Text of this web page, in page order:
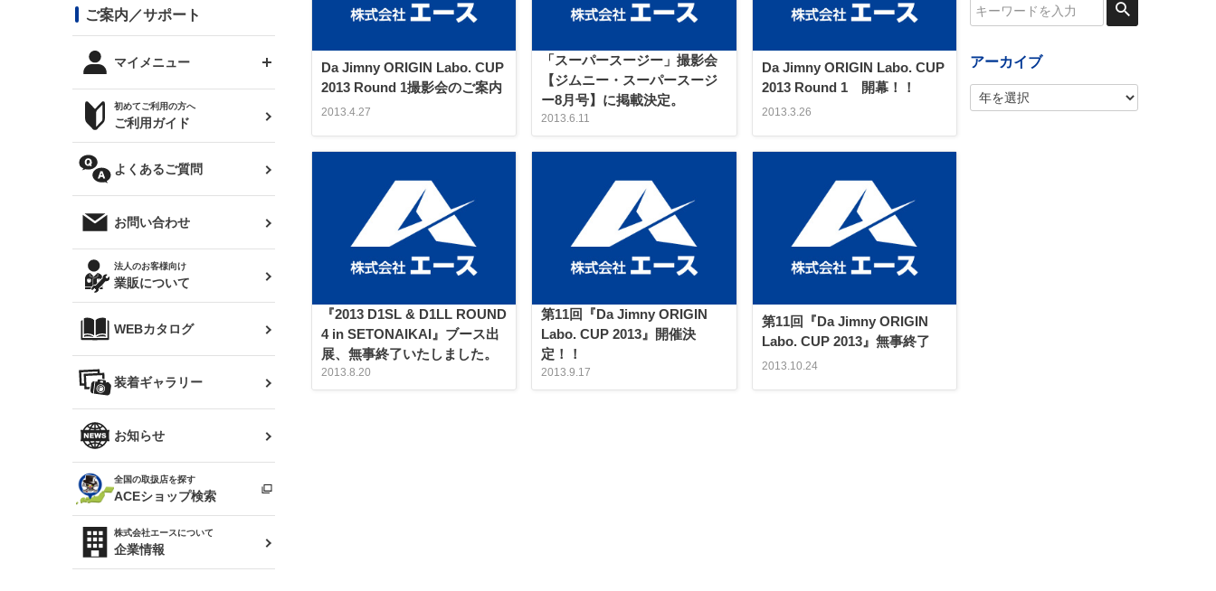
カナード
外装・補修パーツ
オリジンアーム(足回り)
レンズ
マフラー
リアウイング
リアゲート
メンテナンスパーツ
DTM:exclusive
まつど家 鉄八
JZX110 マークⅡ
ハイエース
レビン
トレノ
マークX
クラウン
クラウンマジェスタ
アリスト
ソアラ
アルテッツァ
プロボックス
RAV4
シルビア S14 前期
シルビア S15
180SX
ワンビア
Z32 フェアレディZ
R34 スカイライン
スカイライン
（ER34/R33/ECR33/R32）
キャラバン
ローレル
RX-7
スバル
BRZ
レクサス
三菱
デリカ D:5
軽自動車
汎用
コンバットアイ用ライト
オプションタイヤ
サマータイヤ
ジムニー用タイヤ
ハイエース・バン用タイ
ホイールナット
ステッカー
トップス(半袖)
トップス(長袖)
パーカー
オーバーオール(つなぎ)
タオル
帽子
バッグ
ファッション小物
雑貨・ステーショナリー
ベビー用品
ご案内／サポート
マイメニュー
ログインする
お気に入りリスト
クーポンを見る
閲覧履歴
ニュースレターお申し込み
初めてご利用の方へ
ご利用ガイド
よくあるご質問
お問い合わせ
法人のお客様向け
業販について
WEBカタログ
装着ギャラリー
お知らせ
全国の取扱店を探す
ACEショップ検索
株式会社エースについて
企業情報
Da Jimny ORIGIN Labo. CUP
2013 Round 1撮影会のご案内
2013.4.27
「スーパースージー」撮影会
【ジムニー・スーパースージ
ー8月号】に掲載決定。
2013.6.11
Da Jimny ORIGIN Labo. CUP
2013 Round 1 開幕！！
2013.3.26
『2013 D1SL & D1LL ROUND
4 in SETONAIKAI』ブース出
展、無事終了いたしました。
2013.8.20
第11回『Da Jimny ORIGIN
Labo. CUP 2013』開催決
定！！
2013.9.17
第11回『Da Jimny ORIGIN
Labo. CUP 2013』無事終了
2013.10.24
アーカイブ